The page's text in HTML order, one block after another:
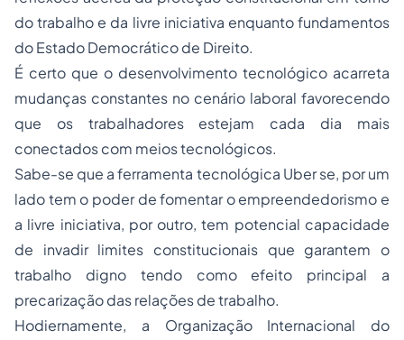
do trabalho e da livre iniciativa enquanto fundamentos
do Estado Democrático de Direito.
É certo que o desenvolvimento tecnológico acarreta
mudanças constantes no cenário laboral favorecendo
que os trabalhadores estejam cada dia mais
conectados com meios tecnológicos.
Sabe-se que a ferramenta tecnológica Uber se, por um
lado tem o poder de fomentar o empreendedorismo e
a livre iniciativa, por outro, tem potencial capacidade
de invadir limites constitucionais que garantem o
trabalho digno tendo como efeito principal a
precarização das relações de trabalho.
Hodiernamente, a Organização Internacional do